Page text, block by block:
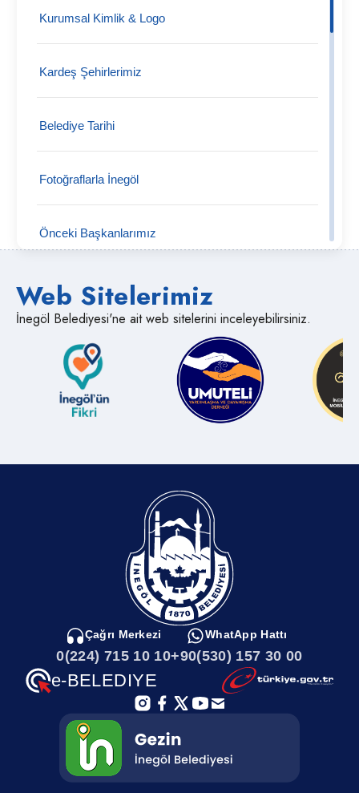
Tokuş Mahallesi
Tekke Mahallesi
Tahtaköprü Mahallesi
Şipali Mahallesi
Şehitler Mahallesi
Süpürtü Mahallesi
Sülüklügöl Mahallesi
Süle Mahallesi
Sulhiye Mahallesi
Soğukdere Mahallesi
Sarıpınar Mahallesi
Saadet Mahallesi
Rüştiye Mahallesi
Kurumsal Kimlik & Logo
Kardeş Şehirlerimiz
Belediye Tarihi
Fotoğraflarla İnegöl
Önceki Başkanlarımız
Semt Pazarları
Medya İnegöl
Muhtarlıklar
İnegölde Gezilecek Yerler
İnegöl Haritası
İlçemizi Tanıyalım
Afet Toplanma Alanları
Web Sitelerimiz
İnegöl Belediyesi'ne ait web sitelerini inceleyebilirsiniz.
Çağrı Merkezi
0(224) 715 10 10
WhatApp Hattı
+90(530) 157 30 00
e-BELEDIYE